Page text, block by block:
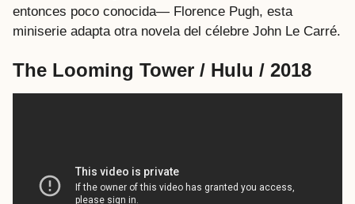
entonces poco conocida— Florence Pugh, esta
miniserie adapta otra novela del célebre John Le Carré.
The Looming Tower / Hulu / 2018